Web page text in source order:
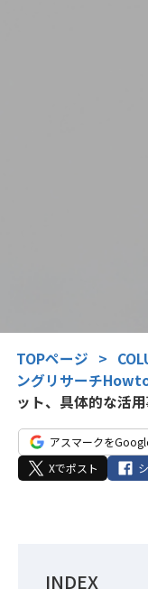
TOPページ >
ングリサーチ
ット、具体的な活
アスマークを
Xでポスト
INDEX